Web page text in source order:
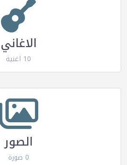
الاغاني
10 اغنية
الصور
0 صورة